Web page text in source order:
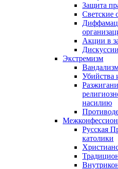
Защита
Светские
Акции в
Экстремизм
Убийства
насилию
Русская
католики